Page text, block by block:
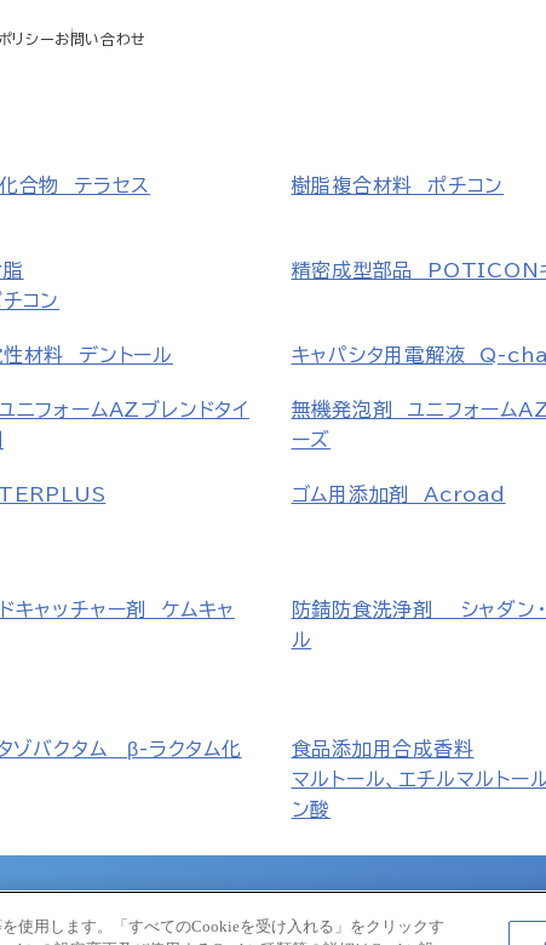
リシーお問い合わせ
合物 テラセス 樹脂複合材料 ポチコン
コン
精密成型部品 POTICON
性材料 デントール キャパシタ用電解液 Q-
ニフォームAZブレンドタイ
無機発泡剤 ユニフォーム
ーズ
ゴム用添加剤 Acroad
キャッチャー剤 ケムキャ
防錆防食洗浄剤 シャダン・
ル
ゾバクタム β-ラクタム化
食品添加用合成香料
マルトール、エチルマルトー
ン酸
使用します。「すべてのCookieを受け入れる」をクリックす